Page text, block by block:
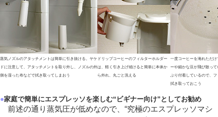
蒸気ノズルのアタッチメントは簡単に引き抜ける。ヤケ
ドに注意して、アタッチメントを取り外し、ノズルの外
側を湿った布などで拭き取ってしまおう
ドリップコーヒーのフィルターホルダー
は、軽く引き上げ傾けると簡単に本体か
ら外れ、丸ごと洗える
一度コーヒーを淹れただ
ーや細かな豆が飛び散っ
ぷり付着しているので、
拭き取っておこう
●家庭で簡単にエスプレッソを楽しむ“ビギナー向け”としてお勧め
前述の通り蒸気圧が低めなので、“究極のエスプレッソマシ